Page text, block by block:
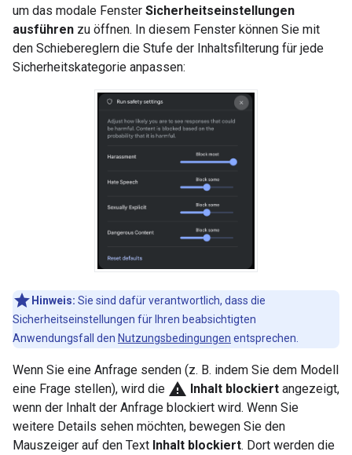
um das modale Fenster Sicherheitseinstellungen
ausführen zu öffnen. In diesem Fenster können Sie mit
den Schiebereglern die Stufe der Inhaltsfilterung für jede
Sicherheitskategorie anpassen:
Hinweis: Sie sind dafür verantwortlich, dass die
Sicherheitseinstellungen für Ihren beabsichtigten
Anwendungsfall den Nutzungsbedingungen entsprechen.
Wenn Sie eine Anfrage senden (z. B. indem Sie dem Modell
eine Frage stellen), wird die warning Inhalt blockiert angezeigt,
wenn der Inhalt der Anfrage blockiert wird. Wenn Sie
weitere Details sehen möchten, bewegen Sie den
Mauszeiger auf den Text Inhalt blockiert. Dort werden die